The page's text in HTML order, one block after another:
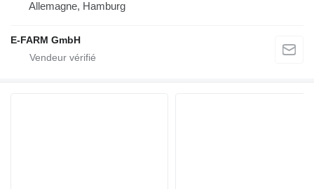
Allemagne, Hamburg
E-FARM GmbH